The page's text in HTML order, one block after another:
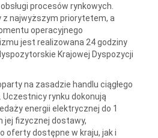
procesów rynkowych.
z najwyższym priorytetem, a
operacyjnego
jest realizowana 24 godziny
Krajowej Dyspozycji
na zasadzie handlu ciągłego
rynku dokonują
energii elektrycznej do 1
jej fizycznej dostawy,
oferty dostępne w kraju, jak i